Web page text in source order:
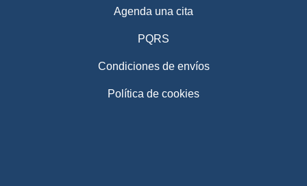
Agenda una cita
PQRS
Condiciones de envíos
Política de cookies